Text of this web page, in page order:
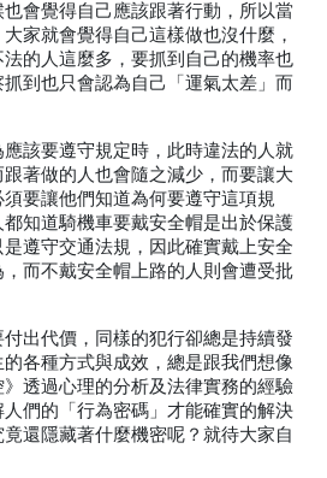
也會覺得自己應該跟著行動，所以當
家就會覺得自己這樣做也沒什麼，
的人這麼多，要抓到自己的機率也
到也只會認為自己「運氣太差」而
該要遵守規定時，此時違法的人就
著做的人也會隨之減少，而要讓大
要讓他們知道為何要遵守這項規
知道騎機車要戴安全帽是出於保護
遵守交通法規，因此確實戴上安全
而不戴安全帽上路的人則會遭受批
出代價，同樣的犯行卻總是持續發
各種方式與成效，總是跟我們想像
透過心理的分析及法律實務的經驗
們的「行為密碼」才能確實的解決
還隱藏著什麼機密呢？就待大家自